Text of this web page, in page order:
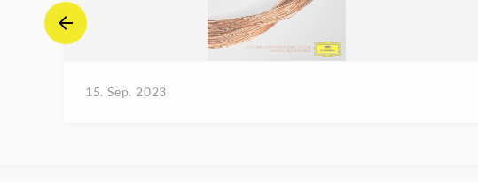
15. Sep. 2023